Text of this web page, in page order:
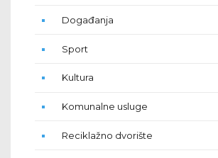
Događanja
Sport
Kultura
Komunalne usluge
Reciklažno dvorište